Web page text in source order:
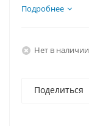
Видеокарта
Подробнее
Нет в наличии
Поделиться